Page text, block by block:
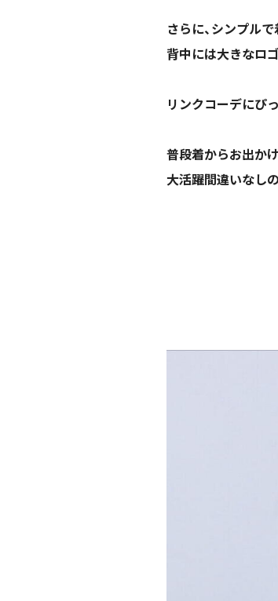
さらに、シンプルで
背中には大きなロ
リンクコーデにぴ
普段着からお出か
大活躍間違いなし